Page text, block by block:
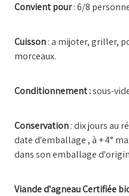
Convient pour: 6/8
Cuisson: a mijoter, griller,
morceaux.
Conditionnement :sous-
Conservation: dix jours au
date d'emballage , à + 4°
dans son emballage
Viande d'agneau Certifiée